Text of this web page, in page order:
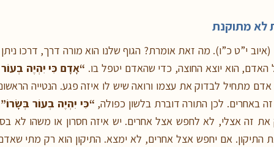
לא מתוקנת
(איוב י”ט כ”ו). מה זאת אומרת? הגוף שלנו הוא מורה דרך, דרכו
הוא יוצא החוצה, כדי שהאדם יטפל בו. “אָדָם כִּי יִהְיֶה
מתחיל לבדוק את עצמו ורואה שיש לו איזה פגע. הנטייה
באחרים. לכן התורה דוברת בלשון כפולה, “כִּי יִהְיֶה בְעוֹר בְּשָׂרוֹ”
זה אצלי, לא לחפש אצל אחרים. יש איזה חסרון או משהו לא
אם יחפש אצל אחרים, לא ימצא. התיקון הוא רק מתי